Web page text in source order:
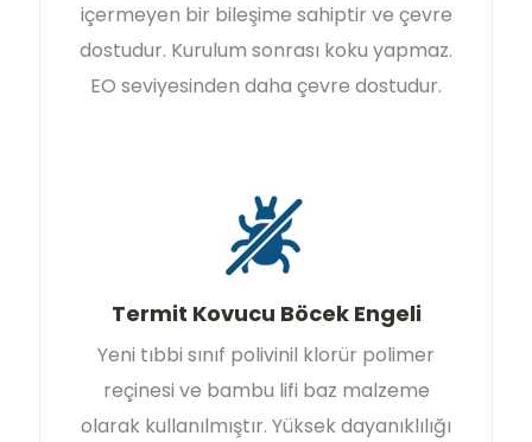
içermeyen bir bileşime sahiptir ve çevre
dostudur. Kurulum sonrası koku yapmaz.
EO seviyesinden daha çevre dostudur.
Termit Kovucu Böcek Engeli
Yeni tıbbi sınıf polivinil klorür polimer
reçinesi ve bambu lifi baz malzeme
olarak kullanılmıştır. Yüksek dayanıklılığı